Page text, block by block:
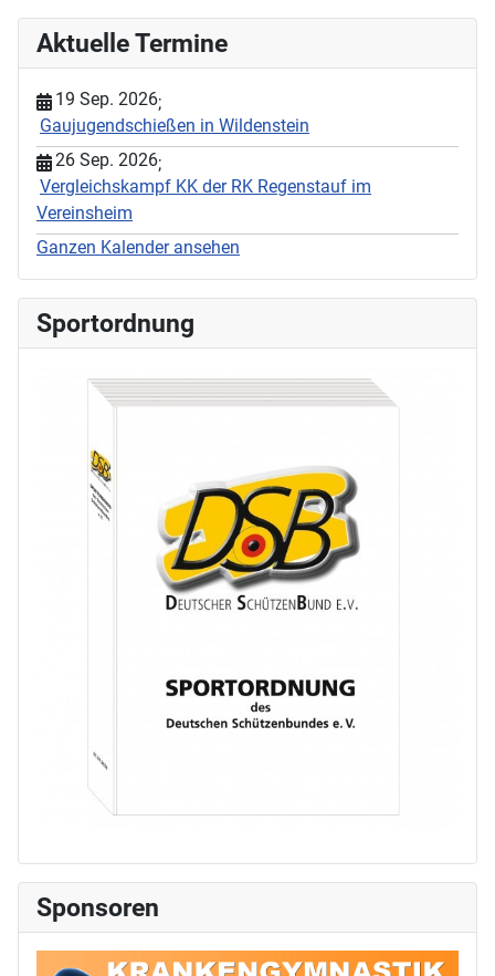
Aktuelle Termine
19 Sep. 2026;
Gaujugendschießen in Wildenstein
26 Sep. 2026;
Vergleichskampf KK der RK Regenstauf im
Vereinsheim
Ganzen Kalender ansehen
Sportordnung
Sponsoren